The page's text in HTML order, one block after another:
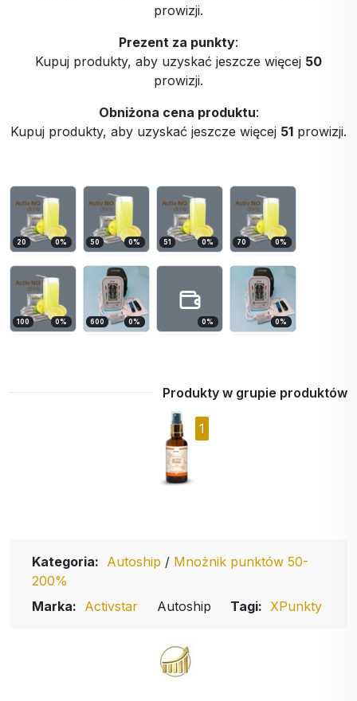
prowizji.
Prezent za punkty:
Kupuj produkty, aby uzyskać jeszcze więcej 50
prowizji.
Obniżona cena produktu:
Kupuj produkty, aby uzyskać jeszcze więcej 51 prowizji.
20 0% 50 0% 51 0% 70 0%
100 0% 600 0% 0% 0%
Produkty w grupie produktów
1
Kategoria: Autoship / Mnożnik punktów 50-
200%
Marka: Activstar Autoship Tagi: XPunkty